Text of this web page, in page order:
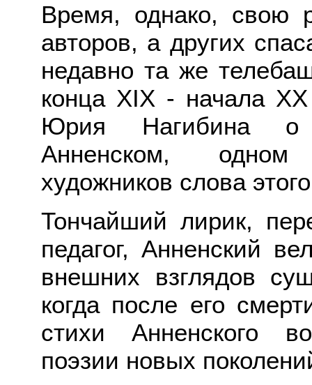
Время, однако, свою
авторов, а других
недавно та же
конца XIX - начала XX
Юрия Нагибина о
Анненском, одном
художников слова
Тончайший лирик,
педагог, Анненский
внешних взглядов
когда после его
стихи Анненского
поэзии новых